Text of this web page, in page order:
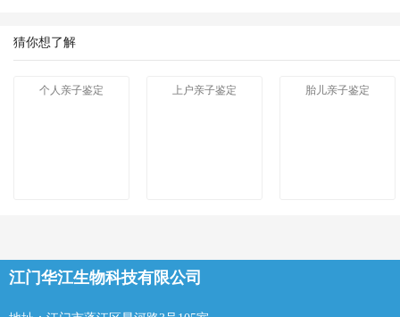
猜你想了解
个人亲子鉴定 上户亲子鉴定 胎儿亲子鉴定
江门华江生物科技有限公司